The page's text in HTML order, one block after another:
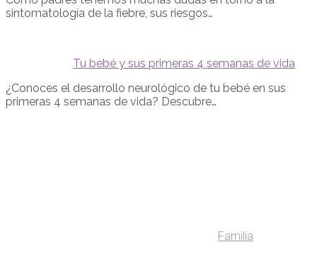
sintomatología de la fiebre, sus riesgos…
Tu bebé y sus primeras 4 semanas de vida
¿Conoces el desarrollo neurológico de tu bebé en sus
primeras 4 semanas de vida? Descubre…
Familia